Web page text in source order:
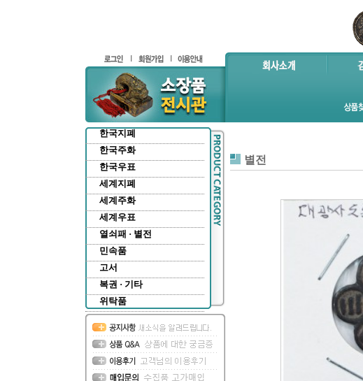
한국지폐
한국주화
한국우표
세계지폐
세계주화
세계우표
열쇠패 · 별전
민속품
고서
복권 · 기타
위탁품
별전